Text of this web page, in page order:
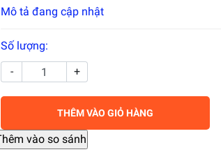
Mô tả đang cập nhật
Số lượng:
-
+
THÊM VÀO GIỎ HÀNG